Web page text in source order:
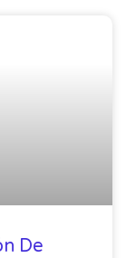
De